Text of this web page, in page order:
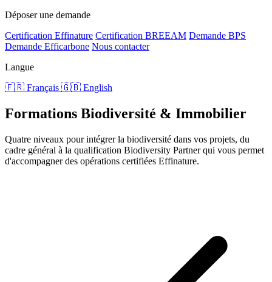
Déposer une demande
Certification Effinature Certification BREEAM Demande BPS
Demande Efficarbone Nous contacter
Langue
🇫🇷 Français 🇬🇧 English
Formations Biodiversité & Immobilier
Quatre niveaux pour intégrer la biodiversité dans vos projets, du
cadre général à la qualification Biodiversity Partner qui vous permet
d'accompagner des opérations certifiées Effinature.